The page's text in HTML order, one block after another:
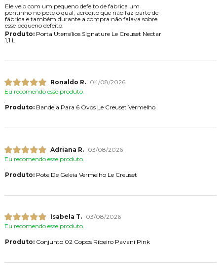
Ele veio com um pequeno defeito de fabrica um
pontinho no pote o qual, acredito que não faz parte de
fábrica e também durante a compra não falava sobre
esse pequeno defeito.
Produto:Porta Utensílios Signature Le Creuset Nectar
1,1 L
Ronaldo R.
04/08/2026
Eu recomendo esse produto.
Produto:Bandeja Para 6 Ovos Le Creuset Vermelho
Adriana R.
03/08/2026
Eu recomendo esse produto.
Produto:Pote De Geleia Vermelho Le Creuset
Isabela T.
03/08/2026
Eu recomendo esse produto.
Produto:Conjunto 02 Copos Ribeiro Pavani Pink